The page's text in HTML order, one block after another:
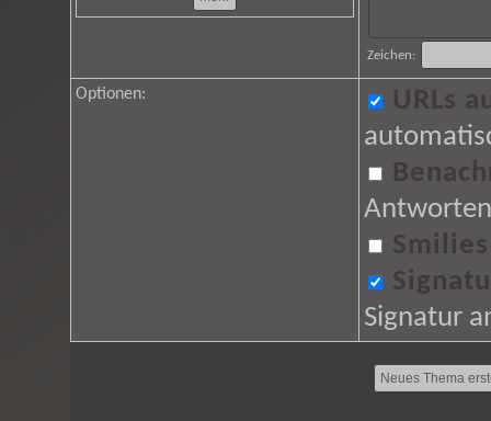
Zeichen:
Optionen:
URLs
Signatur